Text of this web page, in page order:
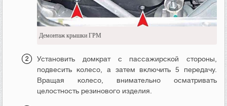
Демонтаж крышки ГРМ
Установить домкрат с пассажирской стороны,
подвесить колесо, а затем включить 5 передачу.
Вращая колесо, внимательно осматривать
целостность резинового изделия.